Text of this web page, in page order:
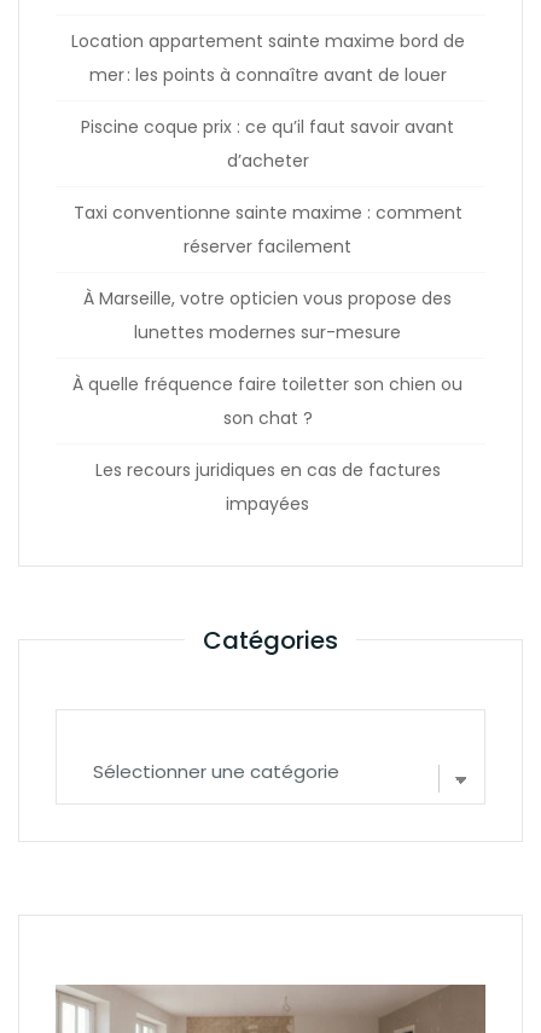
Location appartement sainte maxime bord de
mer : les points à connaître avant de louer
Piscine coque prix : ce qu’il faut savoir avant
d’acheter
Taxi conventionne sainte maxime : comment
réserver facilement
À Marseille, votre opticien vous propose des
lunettes modernes sur-mesure
À quelle fréquence faire toiletter son chien ou
son chat ?
Les recours juridiques en cas de factures
impayées
Catégories